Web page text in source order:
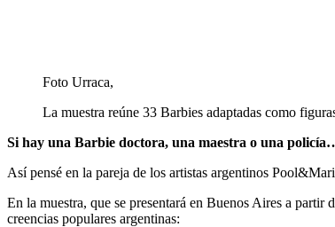
Foto Urraca,
La muestra reúne 33 Barbies adaptadas como
Si hay una Barbie doctora, una maestra o una
Así pensé en la pareja de los artistas argentinos
En la muestra, que se presentará en Buenos Aires a
creencias populares argentinas: